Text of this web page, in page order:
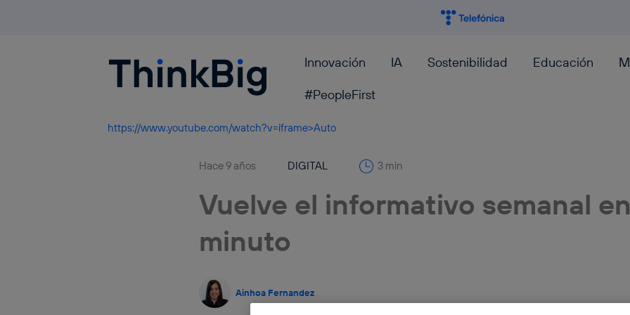
Blogthinkbig.com Innovación IA Sostenibilidad Educación
#PeopleFirst
https://www.youtube.com/watch?v=iframe>Auto
Hace 9 años DIGITAL 3 min
Vuelve el informativo semanal
minuto
Ainhoa Fernandez